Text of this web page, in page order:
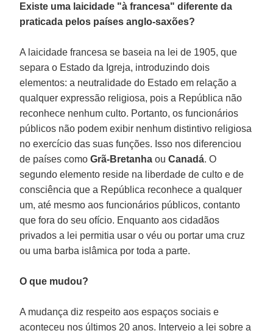
Existe uma laicidade "à francesa" diferente da
praticada pelos países anglo-saxões?
A laicidade francesa se baseia na lei de 1905, que
separa o Estado da Igreja, introduzindo dois
elementos: a neutralidade do Estado em relação a
qualquer expressão religiosa, pois a República não
reconhece nenhum culto. Portanto, os funcionários
públicos não podem exibir nenhum distintivo religiosa
no exercício das suas funções. Isso nos diferenciou
de países comoGrã-Bretanha ouCanadá. O
segundo elemento reside na liberdade de culto e de
consciência que a República reconhece a qualquer
um, até mesmo aos funcionários públicos, contanto
que fora do seu ofício. Enquanto aos cidadãos
privados a lei permitia usar o véu ou portar uma cruz
ou uma barba islâmica por toda a parte.
O que mudou?
A mudança diz respeito aos espaços sociais e
aconteceu nos últimos 20 anos. Interveio a lei sobre a